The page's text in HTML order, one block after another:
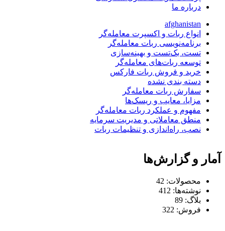
درباره ما
afghanistan
انواع ربات و اکسپرت معامله‌گر
برنامه‌نویسی ربات معامله‌گر
تست، بک‌تست و بهینه‌سازی
توسعه ربات‌های معامله‌گر
خرید و فروش ربات فارکس
دسته بندی نشده
سفارش ربات معامله‌گر
مزایا، معایب و ریسک‌ها
مفهوم و عملکرد ربات معامله‌گر
منطق معاملاتی و مدیریت سرمایه
نصب، راه‌اندازی و تنظیمات ربات
آمار و گزارش‌ها
محصولات: 42
نوشته‌ها: 412
بلاگ: 89
فروش: 322